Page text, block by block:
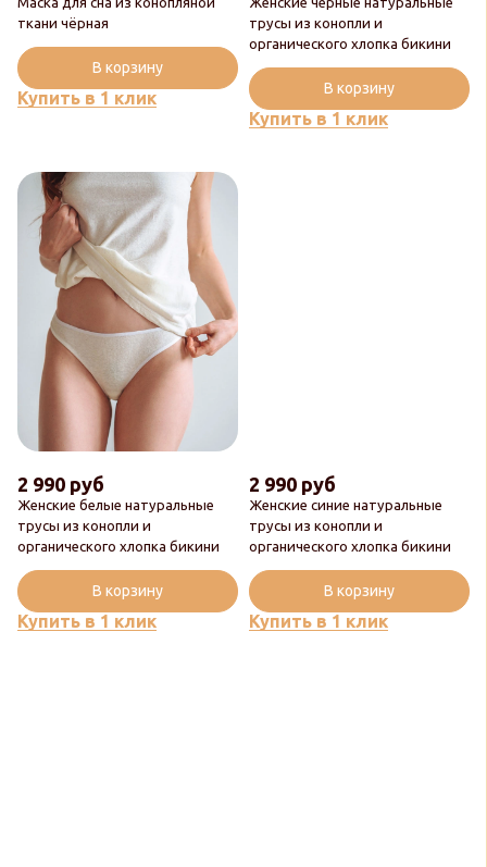
ткани чёрная
Купить в 1 клик
В корзину
трусы из конопли и
органического хлопка бикини
Купить в 1 клик
В корзину
Женские белые натуральные
трусы из конопли и
органического хлопка бикини
2 990 руб
Купить в 1 клик
В корзину
Женские синие натуральные
трусы из конопли и
органического хлопка бикини
2 990 руб
Купить в 1 клик
В корзину